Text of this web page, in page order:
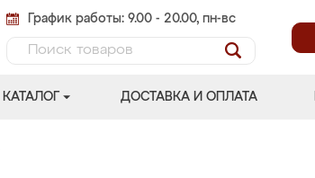
График работы: 9.00 - 20.00, пн-вс
КАТАЛОГ ДОСТАВКА И ОПЛАТА